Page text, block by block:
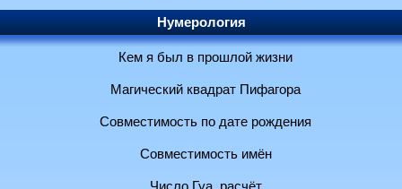
Нумерология
Кем я был в прошлой жизни
Магический квадрат Пифагора
Совместимость по дате рождения
Совместимость имён